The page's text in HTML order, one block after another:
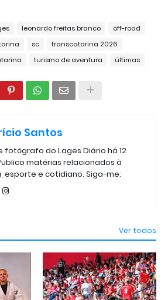
leonardo freitas branco
off-road
sc
transcatarina 2026
turismo de aventura últimas
Santos
fotógrafo do Lages Diário há 12
matérias relacionados à
esporte e cotidiano. Siga-me:
Ver todos